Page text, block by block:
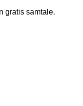
gratis samtale.